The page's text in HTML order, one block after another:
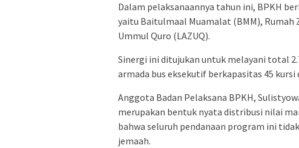
Dalam pelaksanaannya tahun ini, BPKH
yaitu Baitulmaal Muamalat (BMM), Rumah
Ummul Quro (LAZUQ).
Sinergi ini ditujukan untuk melayani total
armada bus eksekutif berkapasitas 45
Anggota Badan Pelaksana BPKH,
merupakan bentuk nyata distribusi nilai
bahwa seluruh pendanaan program ini
jemaah.